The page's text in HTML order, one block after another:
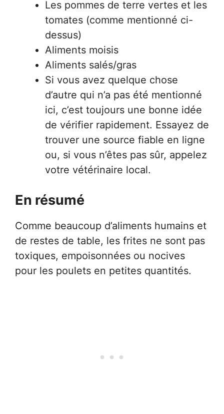
Les pommes de terre vertes et les
tomates (comme mentionné ci-
dessus)
Aliments moisis
Aliments salés/gras
Si vous avez quelque chose
d’autre qui n’a pas été mentionné
ici, c’est toujours une bonne idée
de vérifier rapidement. Essayez de
trouver une source fiable en ligne
ou, si vous n’êtes pas sûr, appelez
votre vétérinaire local.
En résumé
Comme beaucoup d’aliments humains et
de restes de table, les frites ne sont pas
toxiques, empoisonnées ou nocives
pour les poulets en petites quantités.